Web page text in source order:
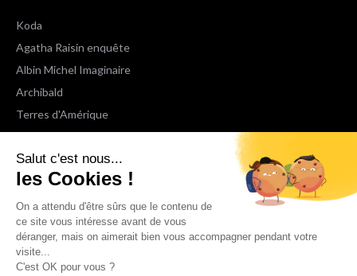
Salut c'est nous...
les Cookies !
On a attendu d'être sûrs que le contenu de
ce site vous intéresse avant de vous
déranger, mais on aimerait bien vous accompagner pendant votre
visite...
C'est OK pour vous ?
Koda
Agatha Raisin enquête
Albin Michel Imaginaire
Archibald
Terres d'Amérique
Espaces Libres Poche
NOX
Wiz
Voir toutes les collections
Nous suivre